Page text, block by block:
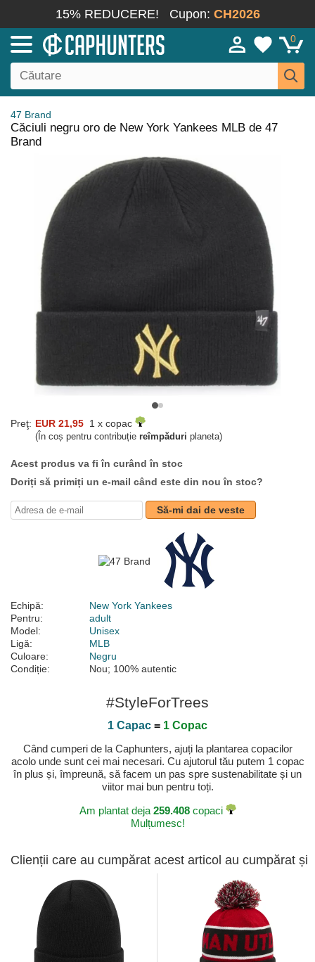
15% REDUCERE! Cupon: CH2026
0
47 Brand
Căciuli negru oro de New York Yankees MLB de 47
Brand
Preţ: EUR 21,95 1 x copac
(În coș pentru contribuție reîmpăduri planeta)
Acest produs va fi în curând în stoc
Doriți să primiți un e-mail când este din nou în stoc?
Să-mi dai de veste
Echipă:
New York Yankees
Pentru:
adult
Model:
Unisex
Ligă:
MLB
Culoare:
Negru
Condiție:
Nou; 100% autentic
#StyleForTrees
1 Capac = 1 Copac
Când cumperi de la Caphunters, ajuți la plantarea copacilor
acolo unde sunt cei mai necesari. Cu ajutorul tău putem 1 copac
în plus și, împreună, să facem un pas spre sustenabilitate și un
viitor mai bun pentru toți.
Am plantat deja 259.408copaci
Mulțumesc!
Clienții care au cumpărat acest articol au cumpărat și